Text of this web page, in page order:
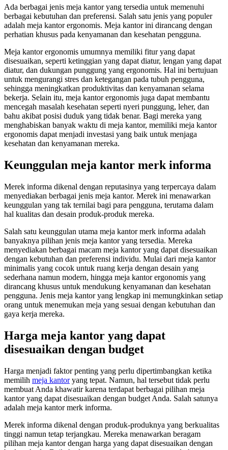
Ada berbagai jenis meja kantor yang tersedia untuk memenuhi
berbagai kebutuhan dan preferensi. Salah satu jenis yang populer
adalah meja kantor ergonomis. Meja kantor ini dirancang dengan
perhatian khusus pada kenyamanan dan kesehatan pengguna.
Meja kantor ergonomis umumnya memiliki fitur yang dapat
disesuaikan, seperti ketinggian yang dapat diatur, lengan yang dapat
diatur, dan dukungan punggung yang ergonomis. Hal ini bertujuan
untuk mengurangi stres dan ketegangan pada tubuh pengguna,
sehingga meningkatkan produktivitas dan kenyamanan selama
bekerja. Selain itu, meja kantor ergonomis juga dapat membantu
mencegah masalah kesehatan seperti nyeri punggung, leher, dan
bahu akibat posisi duduk yang tidak benar. Bagi mereka yang
menghabiskan banyak waktu di meja kantor, memiliki meja kantor
ergonomis dapat menjadi investasi yang baik untuk menjaga
kesehatan dan kenyamanan mereka.
Keunggulan meja kantor merk informa
Merek informa dikenal dengan reputasinya yang terpercaya dalam
menyediakan berbagai jenis meja kantor. Merek ini menawarkan
keunggulan yang tak ternilai bagi para pengguna, terutama dalam
hal kualitas dan desain produk-produk mereka.
Salah satu keunggulan utama meja kantor merk informa adalah
banyaknya pilihan jenis meja kantor yang tersedia. Mereka
menyediakan berbagai macam meja kantor yang dapat disesuaikan
dengan kebutuhan dan preferensi individu. Mulai dari meja kantor
minimalis yang cocok untuk ruang kerja dengan desain yang
sederhana namun modern, hingga meja kantor ergonomis yang
dirancang khusus untuk mendukung kenyamanan dan kesehatan
pengguna. Jenis meja kantor yang lengkap ini memungkinkan setiap
orang untuk menemukan meja yang sesuai dengan kebutuhan dan
gaya kerja mereka.
Harga meja kantor yang dapat
disesuaikan dengan budget
Harga menjadi faktor penting yang perlu dipertimbangkan ketika
memilih meja kantoryang tepat. Namun, hal tersebut tidak perlu
membuat Anda khawatir karena terdapat berbagai pilihan meja
kantor yang dapat disesuaikan dengan budget Anda. Salah satunya
adalah meja kantor merk informa.
Merek informa dikenal dengan produk-produknya yang berkualitas
tinggi namun tetap terjangkau. Mereka menawarkan beragam
pilihan meja kantor dengan harga yang dapat disesuaikan dengan